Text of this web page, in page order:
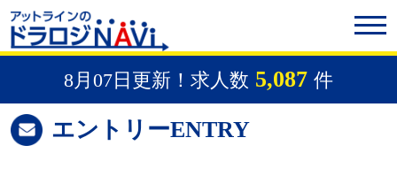
8月07日更新！求人数 5,087 件
エントリーENTRY